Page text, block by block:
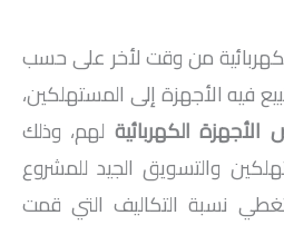
من وقت لأخر على حسب
فيه الأجهزة إلى المستهلكين،
الكهربائية لهم، وذلك
والتسويق الجيد للمشروع
نسبة التكاليف التي قمت